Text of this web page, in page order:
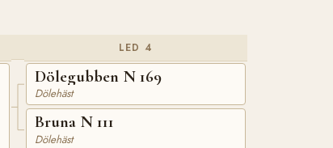
LED 4
Dölegubben N 169
Dölehäst
Bruna N 111
Dölehäst